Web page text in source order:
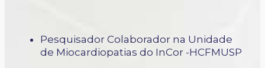
Pesquisador Colaborador na Unidade
de Miocardiopatias do InCor -HCFMUSP